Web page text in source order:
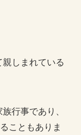
しまれている
行事であり、
こともありま